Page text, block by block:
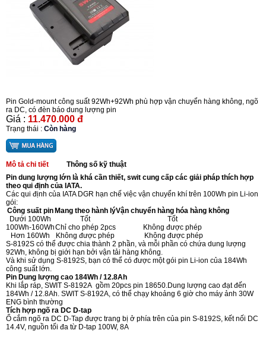
Pin Gold-mount công suất 92Wh+92Wh phù hợp vận chuyển hàng không, ngõ
ra DC, có đèn báo dung lượng pin
Giá : 11.470.000 đ
Trạng thái : Còn hàng
Mô tả chi tiết
Thông số kỹ thuật
Pin dung lượng lớn là khá cần thiết, swit cung cấp các giải pháp thích hợp
theo qui định của IATA.
Các qui định của IATA DGR hạn chế việc vận chuyển khí trên 100Wh pin Li-ion
gói:
Công suất pin Mang theo hành lýVận chuyển hàng hóa hàng không
Dưới 100Wh
Tốt
Tốt
100Wh-160WhChỉ cho phép 2pcs
Không được phép
Hơn 160Wh
Không được phép
Không được phép
S-8192S có thể được chia thành 2 phần, và mỗi phần có chứa dung lượng
92Wh, không bị giới hạn bởi vận tải hàng không.
Và khi sử dụng S-8192S, bạn có thể có được một gói pin Li-ion của 184Wh
công suất lớn.
Pin Dung lượng cao 184Wh / 12.8Ah
Khi lắp ráp, SWIT S-8192A gồm 20pcs pin 18650.Dung lượng cao đạt đến
184Wh / 12.8Ah. SWIT S-8192A, có thể chạy khoảng 6 giờ cho máy ảnh 30W
ENG bình thường
Tích hợp ngõ ra DC D-tap
Ổ cắm ngõ ra DC D-Tap được trang bị ở phía trên của pin S-8192S, kết nối DC
14.4V, nguồn tối đa từ D-tap 100W, 8A